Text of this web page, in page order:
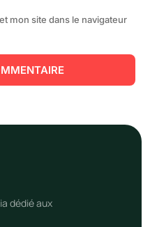
mon site dans le navigateur
dédié aux